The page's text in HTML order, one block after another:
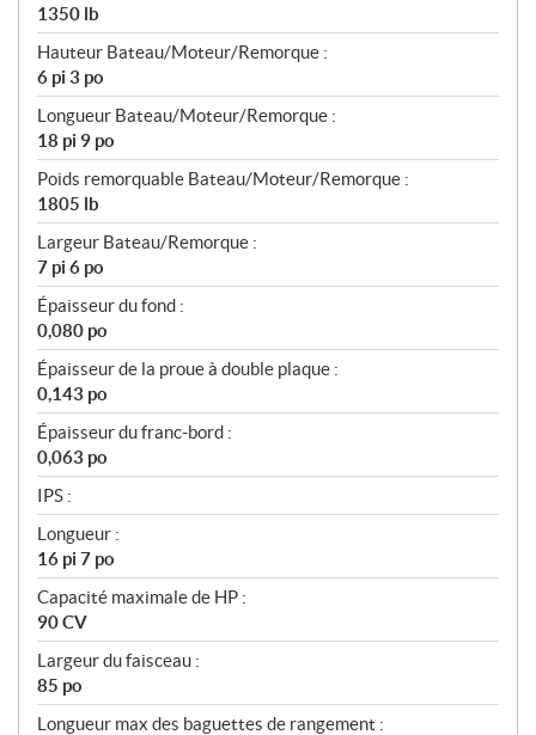
1350 lb
Hauteur Bateau/Moteur/Remorque :
6 pi 3 po
Longueur Bateau/Moteur/Remorque :
18 pi 9 po
Poids remorquable Bateau/Moteur/Remorque :
1805 lb
Largeur Bateau/Remorque :
7 pi 6 po
Épaisseur du fond :
0,080 po
Épaisseur de la proue à double plaque :
0,143 po
Épaisseur du franc-bord :
0,063 po
IPS :
Longueur :
16 pi 7 po
Capacité maximale de HP :
90 CV
Largeur du faisceau :
85 po
Longueur max des baguettes de rangement :